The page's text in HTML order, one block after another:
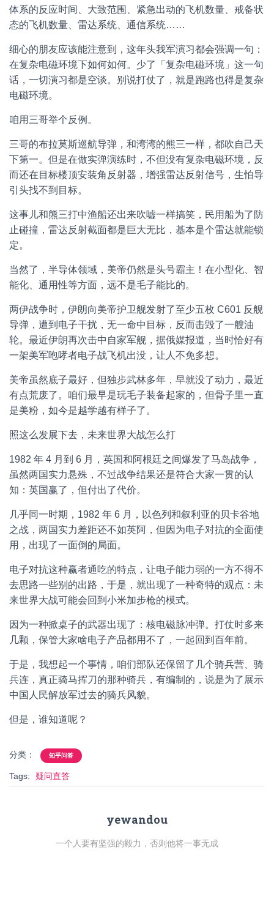
体系的反应时间、大致范围、紧急出动的飞机数量、戒备状
态的飞机数量、雷达系统、通信系统……
细心的朋友应该能注意到，这年头我军演习都会强调一句：
在复杂电磁环境下如何如何。少了「复杂电磁环境」这一句
话，一切演习都是空谈。别说打仗了，就是跑路也得是复杂
电磁环境。
咱用三哥举个反例。
三哥的布拉莫斯巡航导弹，和湾湾的熊三一样，都吹自己天
下第一。但是在做实弹演练时，不但没有复杂电磁环境，反
而还在目标楼顶安装角反射器，增强雷达反射信号，生怕导
引头找不到目标。
这事儿和熊三打中渔船还出来吹嘘一样搞笑，民用船为了防
止碰撞，雷达反射截面都是巨大无比，基本是个雷达就能锁
定。
当然了，半导体领域，美帝仍然是头号霸主！在小型化、智
能化、通用性等方面，远不是毛子能比的。
两伊战争时，伊朗向美帝护卫舰发射了至少五枚 C601 反舰
导弹，遭到电子干扰，无一命中目标，反而击毁了一艘油
轮。最近伊朗再次击中自家军舰，据俄媒报道，当时恰好有
一架美军咆哮者电子战飞机出没，让人不免多想。
美帝虽然底子最好，但独步武林多年，早就没了动力，最近
有点荒废了。咱们最早是玩毛子装备起家的，但骨子里一直
是美粉，如今是越学越有样子了。
照这么发展下去，未来世界大战怎么打
1982 年 4 月到 6 月，英国和阿根廷之间爆发了马岛战争，
虽然两国实力悬殊，不过战争结果还是符合大家一贯的认
知：英国赢了，但付出了代价。
几乎同一时期，1982 年 6 月，以色列和叙利亚的贝卡谷地
之战，两国实力差距还不如英阿，但因为电子对抗的全面使
用，出现了一面倒的局面。
电子对抗这种赢者通吃的特点，让电子能力弱的一方不得不
去思路一些别的出路，于是，就出现了一种奇特的观点：未
来世界大战可能会回到小米加步枪的模式。
因为一种掀桌子的武器出现了：核电磁脉冲弹。打仗时多来
几颗，保管大家啥电子产品都用不了，一起回到百年前。
于是，我想起一个事情，咱们部队还保留了几个骑兵营、骑
兵连，真正骑马挥刀的那种骑兵，有编制的，说是为了展示
中国人民解放军过去的骑兵风貌。
但是，谁知道呢？
分类： 知乎问答
Tags: 疑问直答
yewandou
一个人要有坚强的毅力，否则他将一事无成